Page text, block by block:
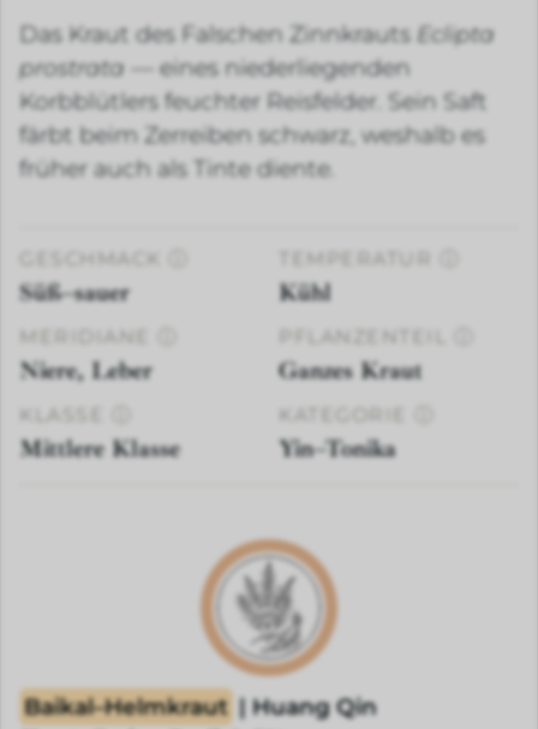
Das Kraut des Falschen Zinnkrauts Eclipta
prostrata — eines niederliegenden
Korbblütlers feuchter Reisfelder. Sein Saft
färbt beim Zerreiben schwarz, weshalb es
früher auch als Tinte diente.
GESCHMACK
Süß–sauer Kühl
MERIDIANE
Niere, Leber
PFLANZENTEIL
Ganzes Kraut
KLASSE
Mittlere Klasse
KATEGORIE
Yin–Tonika
Baikal–Helmkraut | Huang Qin